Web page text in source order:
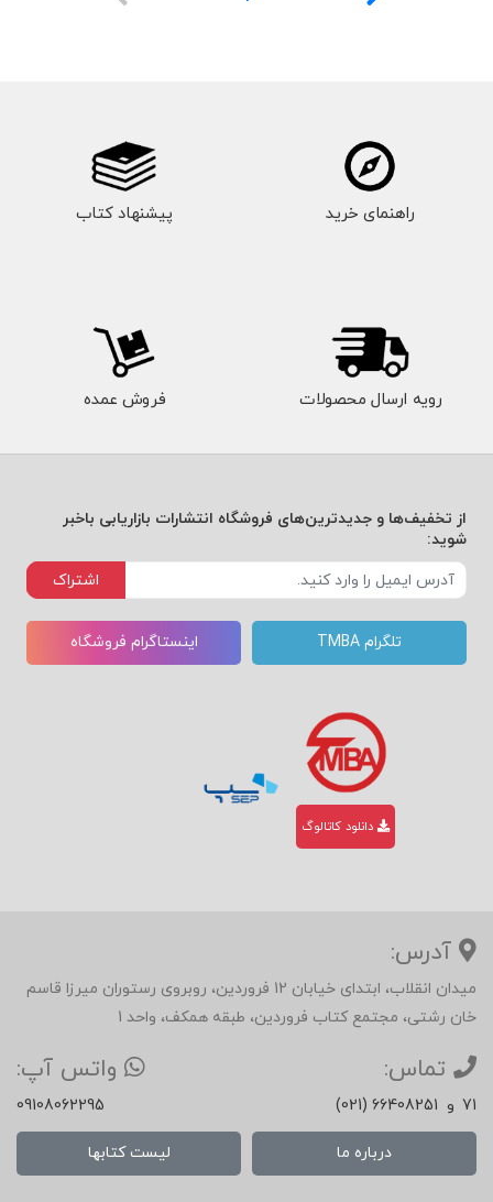
راهنمای خرید پیشنهاد کتاب
رویه ارسال محصولات فروش عمده
از تخفیف‌ها و جدیدترین‌های فروشگاه انتشارات بازاریابی باخبر
شوید:
اشتراک
تلگرام TMBA اینستاگرام فروشگاه
دانلود کاتالوگ
آدرس:
میدان انقلاب، ابتدای خیابان 12 فروردین، روبروی رستوران میرزا قاسم
خان رشتی، مجتمع کتاب فروردین، طبقه همکف، واحد 1
تماس:
(021) 66408251 و 71
واتس آپ:
09108062295
درباره ما لیست کتابها